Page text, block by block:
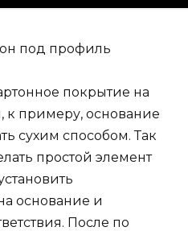
под профиль
покрытие на
к примеру, основание
сухим способом. Так
простой элемент
основание и
После по